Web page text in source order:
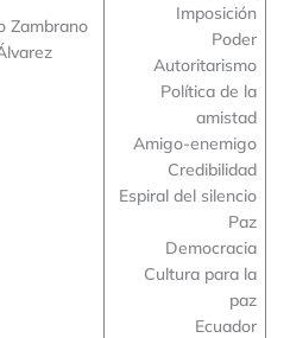
Zambrano
Imposición
Poder
Autoritarismo
Política de la
amistad
Amigo-enemigo
Credibilidad
Espiral del silencio
Paz
Democracia
Cultura para la
paz
Ecuador